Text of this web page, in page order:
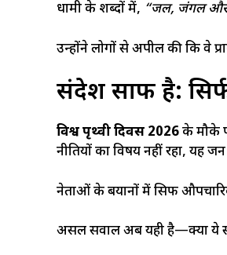
धामी के शब्दों में, “जल, जंगल और
उन्होंने लोगों से अपील की कि वे
संदेश साफ है:
विश्व पृथ्वी दिवस 2026के मौके
नीतियों का विषय नहीं रहा, यह
नेताओं के बयानों में सिर्फ
असल सवाल अब यही है—क्या ये